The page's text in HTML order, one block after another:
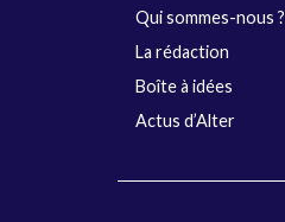
Qui sommes-nous ?
La rédaction
Boîte à idées
Actus d’Alter